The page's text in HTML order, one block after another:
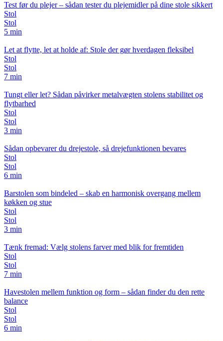
Test før du plejer – sådan tester du plejemidler på dine stole sikkert
Stol
Stol
5 min
Let at flytte, let at holde af: Stole der gør hverdagen fleksibel
Stol
Stol
7 min
Tungt eller let? Sådan påvirker metalvægten stolens stabilitet og
flytbarhed
Stol
Stol
3 min
Sådan opbevarer du drejestole, så drejefunktionen bevares
Stol
Stol
6 min
Barstolen som bindeled – skab en harmonisk overgang mellem
køkken og stue
Stol
Stol
3 min
Tænk fremad: Vælg stolens farver med blik for fremtiden
Stol
Stol
7 min
Havestolen mellem funktion og form – sådan finder du den rette
balance
Stol
Stol
6 min